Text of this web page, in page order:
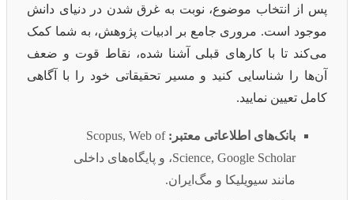
پس از انتخاب موضوع، نوبت به غرق شدن در دنیای دانش
موجود است. مروری جامع بر ادبیات پژوهش، به شما کمک
می‌کند تا با کارهای قبلی آشنا شده، نقاط قوت و ضعف
آن‌ها را شناسایی کنید و مسیر تحقیقاتی خود را با آگاهی
کامل تعیین نمایید.
بانک‌های اطلاعاتی معتبر: Scopus, Web of
Science, Google Scholar، و پایگاه‌های داخلی
مانند سیویلیکا و مگ‌ایران.